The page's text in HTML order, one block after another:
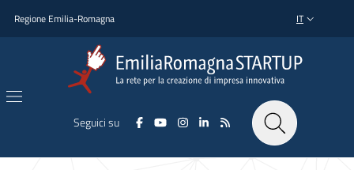
Regione Emilia-Romagna SELETTORE
IT
Seguici su